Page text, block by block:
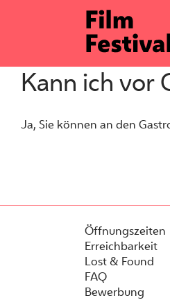
Kann ich vor
Ja, Sie können an den
Öffnungszeiten
Erreichbarkeit
Lost & Found
FAQ
Bewerbung